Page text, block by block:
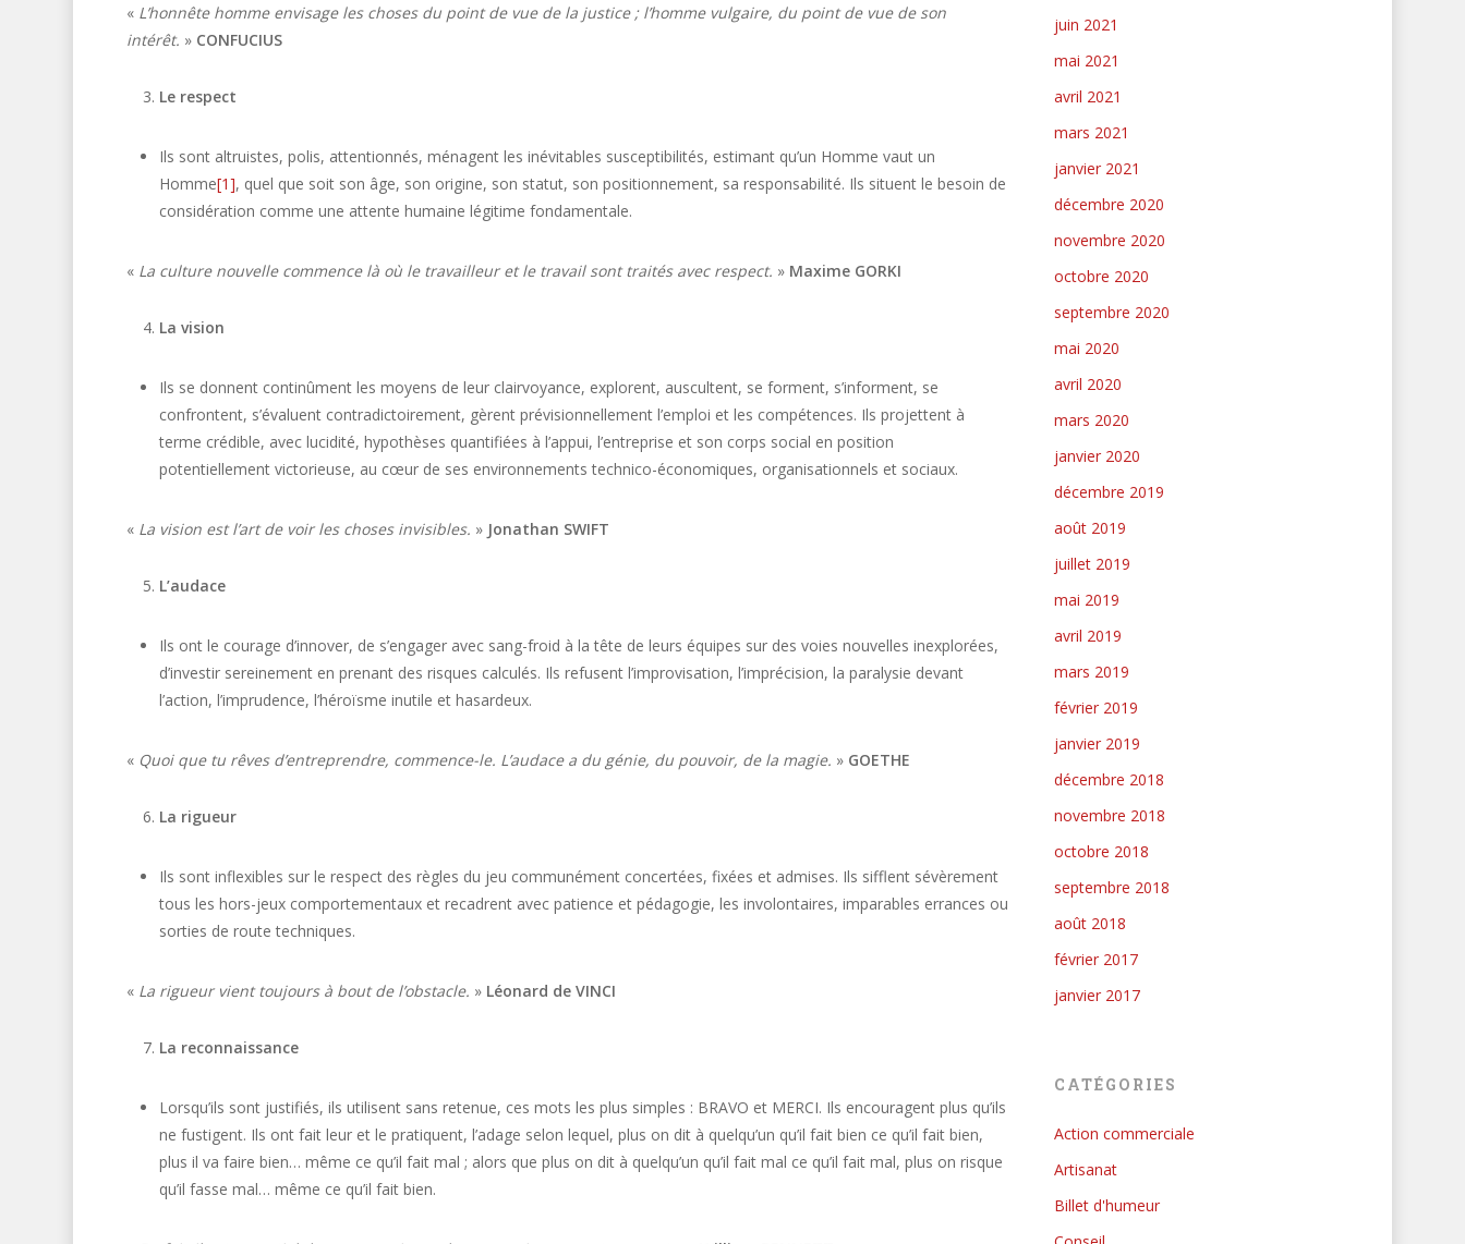
« L’honnête homme envisage les choses du point de vue de la justice ; l’homme vulgaire, du point de vue de son
intérêt. » CONFUCIUS
Le respect
Ils sont altruistes, polis, attentionnés, ménagent les inévitables susceptibilités, estimant qu’un Homme vaut un
Homme[1], quel que soit son âge, son origine, son statut, son positionnement, sa responsabilité. Ils situent le besoin de
considération comme une attente humaine légitime fondamentale.
« La culture nouvelle commence là où le travailleur et le travail sont traités avec respect. » Maxime GORKI
La vision
Ils se donnent continûment les moyens de leur clairvoyance, explorent, auscultent, se forment, s’informent, se
confrontent, s’évaluent contradictoirement, gèrent prévisionnellement l’emploi et les compétences. Ils projettent à
terme crédible, avec lucidité, hypothèses quantifiées à l’appui, l’entreprise et son corps social en position
potentiellement victorieuse, au cœur de ses environnements technico-économiques, organisationnels et sociaux.
« La vision est l’art de voir les choses invisibles. » Jonathan SWIFT
L’audace
Ils ont le courage d’innover, de s’engager avec sang-froid à la tête de leurs équipes sur des voies nouvelles inexplorées,
d’investir sereinement en prenant des risques calculés. Ils refusent l’improvisation, l’imprécision, la paralysie devant
l’action, l’imprudence, l’héroïsme inutile et hasardeux.
« Quoi que tu rêves d’entreprendre, commence-le. L’audace a du génie, du pouvoir, de la magie. » GOETHE
La rigueur
Ils sont inflexibles sur le respect des règles du jeu communément concertées, fixées et admises. Ils sifflent sévèrement
tous les hors-jeux comportementaux et recadrent avec patience et pédagogie, les involontaires, imparables errances ou
sorties de route techniques.
« La rigueur vient toujours à bout de l’obstacle. » Léonard de VINCI
La reconnaissance
Lorsqu’ils sont justifiés, ils utilisent sans retenue, ces mots les plus simples : BRAVO et MERCI. Ils encouragent plus qu’ils
ne fustigent. Ils ont fait leur et le pratiquent, l’adage selon lequel, plus on dit à quelqu’un qu’il fait bien ce qu’il fait bien,
plus il va faire bien… même ce qu’il fait mal ; alors que plus on dit à quelqu’un qu’il fait mal ce qu’il fait mal, plus on risque
qu’il fasse mal… même ce qu’il fait bien.
juin 2021
mai 2021
avril 2021
mars 2021
janvier 2021
décembre 2020
novembre 2020
octobre 2020
septembre 2020
mai 2020
avril 2020
mars 2020
janvier 2020
décembre 2019
août 2019
juillet 2019
mai 2019
avril 2019
mars 2019
février 2019
janvier 2019
décembre 2018
novembre 2018
octobre 2018
septembre 2018
août 2018
février 2017
janvier 2017
CATÉGORIES
Action commerciale
Artisanat
Billet d'humeur